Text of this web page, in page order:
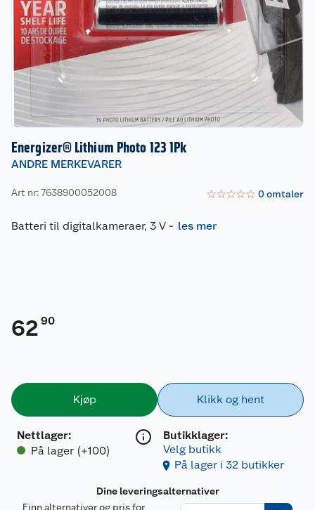
Energizer® Lithium Photo 123 1Pk
ANDRE MERKEVARER
Art nr: 7638900052008 ☆☆☆☆☆ 0omtaler
Batteri til digitalkameraer, 3 V - les mer
62 90
Kjøp
Nettlager:
På lager (+100)
Klikk og hent
Butikklager:
Velg butikk
På lager i 32 butikker
Dine leveringsalternativer
Finn alternativer og pris for